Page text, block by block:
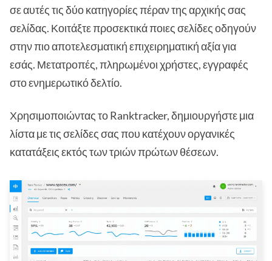
σε αυτές τις δύο κατηγορίες πέραν της αρχικής σας
σελίδας. Κοιτάξτε προσεκτικά ποιες σελίδες οδηγούν
στην πιο αποτελεσματική επιχειρηματική αξία για
εσάς. Μετατροπές, πληρωμένοι χρήστες, εγγραφές
στο ενημερωτικό δελτίο.
Χρησιμοποιώντας το Ranktracker, δημιουργήστε μια
λίστα με τις σελίδες σας που κατέχουν οργανικές
κατατάξεις εκτός των τριών πρώτων θέσεων.